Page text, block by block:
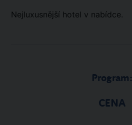
Nejluxusnější hotel v nabídce.
Program:
CENA